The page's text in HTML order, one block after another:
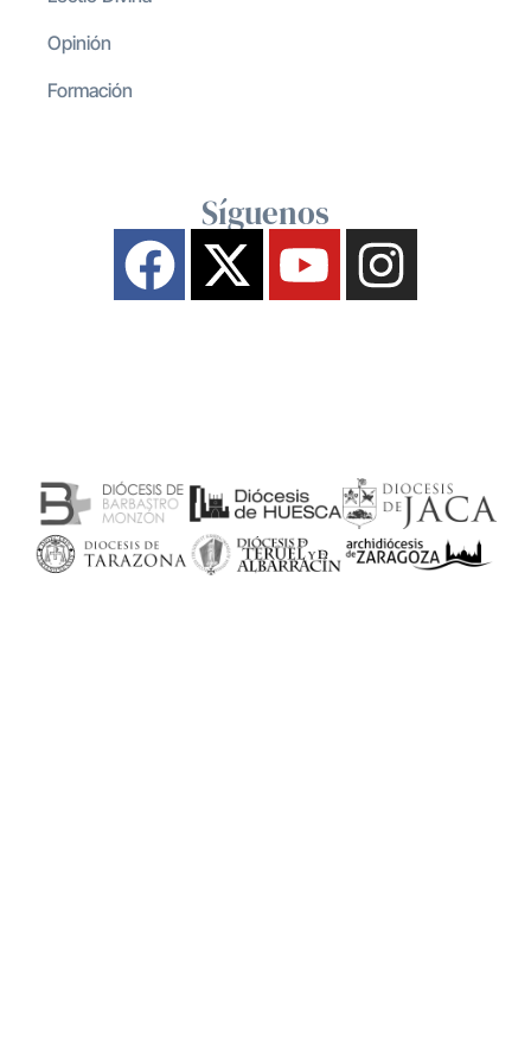
Opinión
Formación
Síguenos